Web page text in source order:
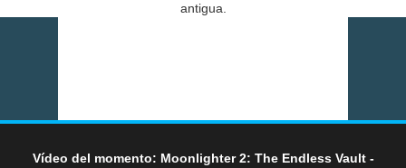
antigua.
Vídeo del momento: Moonlighter 2: The Endless Vault -